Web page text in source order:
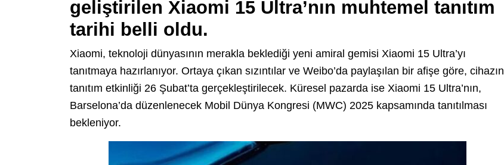
geliştirilen Xiaomi 15 Ultra’nın muhtemel tanıtım
tarihi belli oldu.
Xiaomi, teknoloji dünyasının merakla beklediği yeni amiral gemisi Xiaomi 15 Ultra’yı
tanıtmaya hazırlanıyor. Ortaya çıkan sızıntılar ve Weibo’da paylaşılan bir afişe göre, cihazın
tanıtım etkinliği 26 Şubat’ta gerçekleştirilecek. Küresel pazarda ise Xiaomi 15 Ultra’nın,
Barselona’da düzenlenecek Mobil Dünya Kongresi (MWC) 2025 kapsamında tanıtılması
bekleniyor.